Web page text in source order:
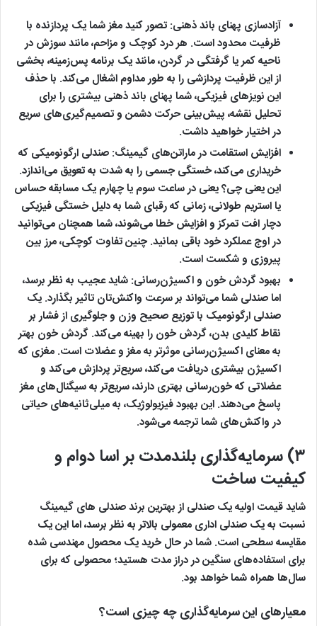
آزادسازی پهنای باند ذهنی: تصور کنید مغز شما یک پردازنده با
ظرفیت محدود است. هر درد کوچک و مزاحم، مانند سوزش در
ناحیه کمر یا گرفتگی در گردن، مانند یک برنامه پس‌زمینه، بخشی
از این ظرفیت پردازشی را به طور مداوم اشغال می‌کند. با حذف
این نویزهای فیزیکی، شما پهنای باند ذهنی بیشتری را برای
تحلیل نقشه، پیش‌بینی حرکت دشمن و تصمیم‌گیری‌های سریع
در اختیار خواهید داشت.
افزایش استقامت در ماراتن‌های گیمینگ: صندلی ارگونومیکی که
خریداری می‌کند، خستگی جسمی را به شدت به تعویق می‌اندازد.
این یعنی چی؟ یعنی در ساعت سوم یا چهارم یک مسابقه حساس
یا استریم طولانی، زمانی که رقبای شما به دلیل خستگی فیزیکی
دچار افت تمرکز و افزایش خطا می‌شوند، شما همچنان می‌توانید
در اوج عملکرد خود باقی بمانید. چنین تفاوت کوچکی، مرز بین
پیروزی و شکست است.
بهبود گردش خون و اکسیژن‌رسانی: شاید عجیب به نظر برسد،
اما صندلی شما می‌تواند بر سرعت واکنش‌تان تاثیر بگذارد. یک
صندلی ارگونومیک با توزیع صحیح وزن و جلوگیری از فشار بر
نقاط کلیدی بدن، گردش خون را بهینه می‌کند. گردش خون بهتر
به معنای اکسیژن‌رسانی موثرتر به مغز و عضلات است. مغزی که
اکسیژن بیشتری دریافت می‌کند، سریع‌تر پردازش می‌کند و
عضلاتی که خون‌رسانی بهتری دارند، سریع‌تر به سیگنال‌های مغز
پاسخ می‌دهند. این بهبود فیزیولوژیک، به میلی‌ثانیه‌های حیاتی
در واکنش‌های شما ترجمه می‌شود.
۳) سرمایه‌گذاری بلندمدت بر اسا دوام و
کیفیت ساخت
شاید قیمت اولیه یک صندلی از بهترین برند صندلی های گیمینگ
نسبت به یک صندلی اداری معمولی بالاتر به نظر برسد، اما این یک
مقایسه سطحی است. شما در حال خرید یک محصول مهندسی‌ شده
برای استفاده‌های سنگین در دراز مدت هستید؛ محصولی که برای
سال‌ها همراه شما خواهد بود.
معیار‌های این سرمایه‌گذاری چه چیزی است؟